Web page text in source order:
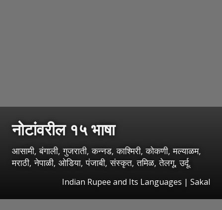
नोटांवरील १५ भाषा
आसामी, बंगाली, गुजराती, कन्नड, काश्मिरी, कोकणी, मल्याळम,
मराठी, नेपाळी, ओडिया, पंजाबी, संस्कृत, तमिळ, तेलगू, उर्दू.
Indian Rupee and Its Languages | Sakal